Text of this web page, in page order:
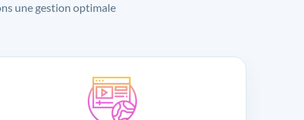
une gestion optimale